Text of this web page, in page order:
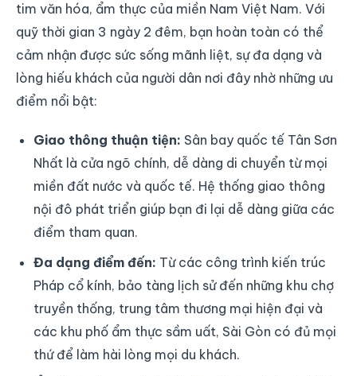
tim văn hóa, ẩm thực của miền Nam Việt Nam. Với
quỹ thời gian 3 ngày 2 đêm, bạn hoàn toàn có thể
cảm nhận được sức sống mãnh liệt, sự đa dạng và
lòng hiếu khách của người dân nơi đây nhờ những ưu
điểm nổi bật:
Giao thông thuận tiện: Sân bay quốc tế Tân Sơn
Nhất là cửa ngõ chính, dễ dàng di chuyển từ mọi
miền đất nước và quốc tế. Hệ thống giao thông
nội đô phát triển giúp bạn đi lại dễ dàng giữa các
điểm tham quan.
Đa dạng điểm đến: Từ các công trình kiến trúc
Pháp cổ kính, bảo tàng lịch sử đến những khu chợ
truyền thống, trung tâm thương mại hiện đại và
các khu phố ẩm thực sầm uất, Sài Gòn có đủ mọi
thứ để làm hài lòng mọi du khách.